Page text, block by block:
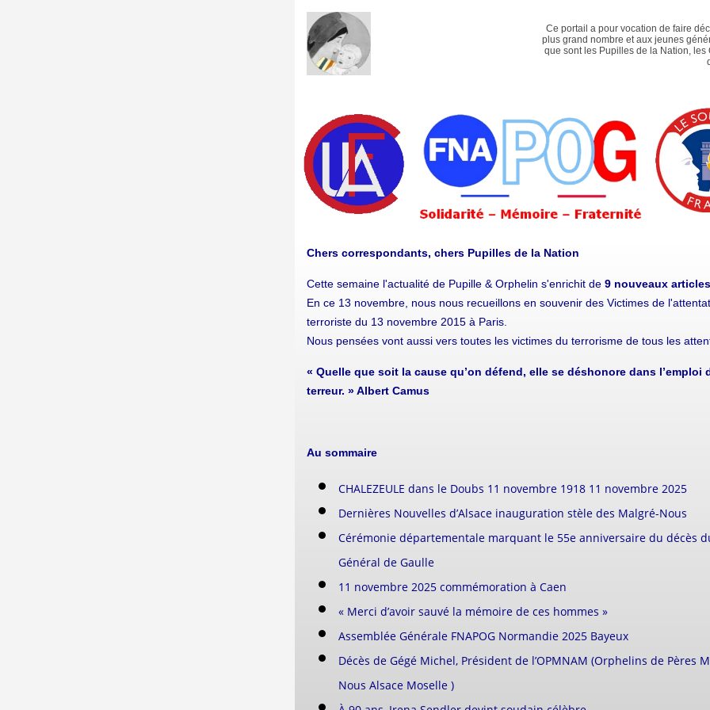
Ce portail a pour vocation de faire
plus grand nombre et aux jeunes
que sont les Pupilles de la Nation, les
Chers correspondants, chers Pupilles de la Nation
Cette semaine l'actualité de Pupille & Orphelin s'enrichit de 9 nouveaux
En ce 13 novembre, nous nous recueillons en souvenir des Victimes de l'attentat
terroriste du 13 novembre 2015 à Paris.
Nous pensées vont aussi vers toutes les victimes du terrorisme de tous les
« Quelle que soit la cause qu’on défend, elle se déshonore dans l’emploi
terreur. »Albert Camus
Au sommaire
CHALEZEULE dans le Doubs 11 novembre 1918 11 novembre 2025
Dernières Nouvelles d’Alsace inauguration stèle des Malgré-Nous
Cérémonie départementale marquant le 55e anniversaire du décès
Général de Gaulle
11 novembre 2025 commémoration à Caen
« Merci d’avoir sauvé la mémoire de ces hommes »
Assemblée Générale FNAPOG Normandie 2025 Bayeux
Décès de Gégé Michel, Président de l’OPMNAM (Orphelins de Pères
Nous Alsace Moselle )